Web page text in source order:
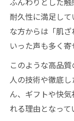
耐久性に満足し
な方からは「肌
いった声も多く寄
このような高品
人の技術や徹底
ん、ギフトや快
れる理由となって